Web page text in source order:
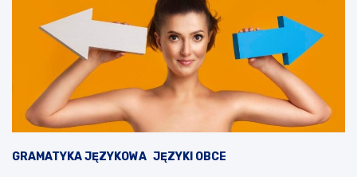
GRAMATYKA JĘZYKOWA JĘZYKI OBCE